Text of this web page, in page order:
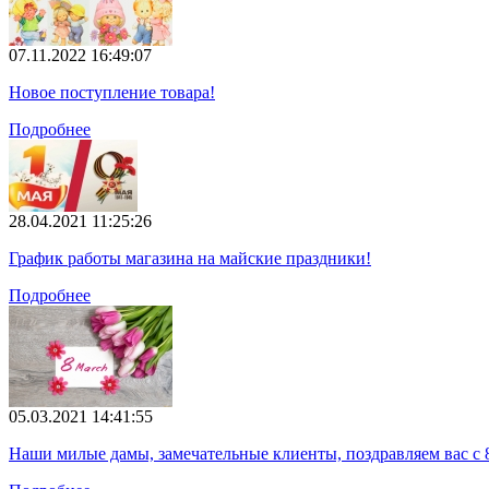
07.11.2022 16:49:07
Новое поступление товара!
Подробнее
28.04.2021 11:25:26
График работы магазина на майские праздники!
Подробнее
05.03.2021 14:41:55
Наши милые дамы, замечательные клиенты, поздравляем вас с